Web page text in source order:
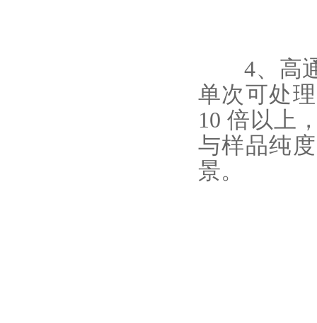
4、高通
单次可处
10 倍以上
与样品纯
景。